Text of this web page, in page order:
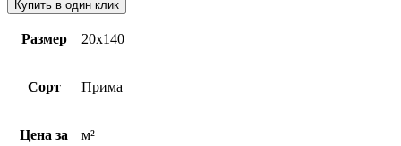
Купить в один клик
Размер 20х140
Сорт Прима
Цена за м²